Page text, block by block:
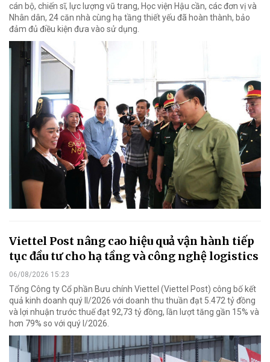
cán bộ, chiến sĩ, lực lượng vũ trang, Học viện Hậu cần, các đơn vị và
Nhân dân, 24 căn nhà cùng hạ tầng thiết yếu đã hoàn thành, bảo
đảm đủ điều kiện đưa vào sử dụng.
Viettel Post nâng cao hiệu quả vận hành tiếp
tục đầu tư cho hạ tầng và công nghệ logistics
06/08/2026 15:23
Tổng Công ty Cổ phần Bưu chính Viettel (Viettel Post) công bố kết
quả kinh doanh quý II/2026 với doanh thu thuần đạt 5.472 tỷ đồng
và lợi nhuận trước thuế đạt 92,73 tỷ đồng, lần lượt tăng gần 15% và
hơn 79% so với quý I/2026.